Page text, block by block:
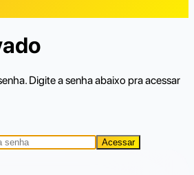
Digite a senha abaixo pra acessar
Acessar